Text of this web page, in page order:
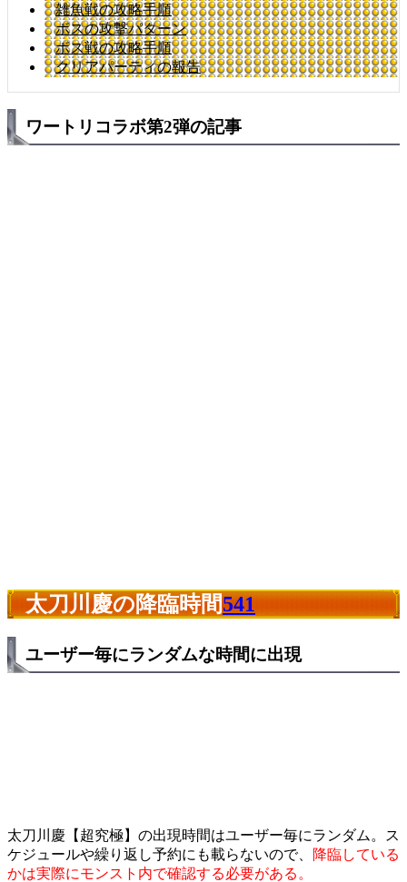
雑魚戦の攻略手順
ボスの攻撃パターン
ボス戦の攻略手順
クリアパーティの報告
ワートリコラボ第2弾の記事
太刀川慶の降臨時間541
ユーザー毎にランダムな時間に出現
太刀川慶【超究極】の出現時間はユーザー毎にランダム。ス
ケジュールや繰り返し予約にも載らないので、
降臨している
かは実際にモンスト内で確認する必要がある。